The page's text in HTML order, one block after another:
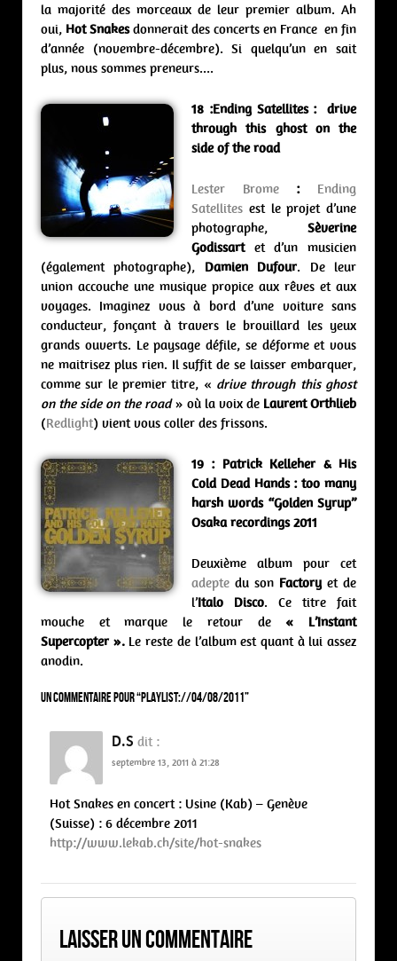
la majorité des morceaux de leur premier album. Ah
oui, Hot Snakesdonnerait des concerts en France en fin
d’année (novembre-décembre). Si quelqu’un en sait
plus, nous sommes preneurs….
18 :Ending Satellites : drive
through this ghost on the
side of the road
Lester Brome : Ending
Satellites est le projet d’une
photographe, Sèverine
Godissartet d’un musicien
(également photographe), Damien Dufour. De leur
union accouche une musique propice aux rêves et aux
voyages. Imaginez vous à bord d’une voiture sans
conducteur, fonçant à travers le brouillard les yeux
grands ouverts. Le paysage défile, se déforme et vous
ne maitrisez plus rien. Il suffit de se laisser embarquer,
comme sur le premier titre, « drive through this ghost
on the side on the road» où la voix de Laurent Orthlieb
(Redlight) vient vous coller des frissons.
19 : Patrick Kelleher & His
Cold Dead Hands : too many
harsh words “Golden Syrup”
Osaka recordings 2011
Deuxième album pour cet
adepte du son Factoryet de
l’Italo Disco. Ce titre fait
mouche et marque le retour de « L’Instant
Supercopter ».Le reste de l’album est quant à lui assez
anodin.
Un commentaire pour “PLAYLIST://04/08/2011”
D.S dit :
septembre 13, 2011 à 21:28
Hot Snakes en concert : Usine (Kab) – Genève
(Suisse) : 6 décembre 2011
http://www.lekab.ch/site/hot-snakes
Laisser un commentaire